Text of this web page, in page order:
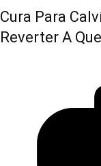
Cura Para
Reverter A